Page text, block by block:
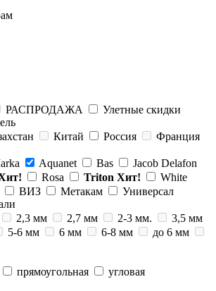
РАСПРОДАЖА
Улетные скидки
Китай Россия
Франция
Aquanet Bas
Jacob Delafon
Rosa Triton Хит!
White
ВИЗ Метакам
Универсал
2,3 мм 2,7 мм 2-3 мм.
3,5 мм
5-6 мм 6 мм 6-8 мм
до 6 мм
прямоугольная
угловая